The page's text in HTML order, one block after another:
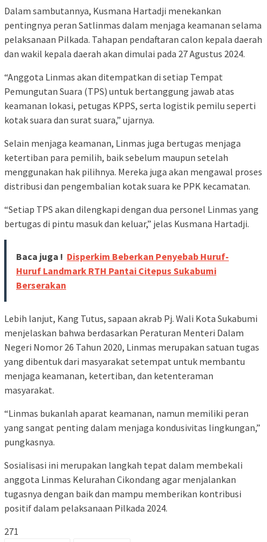
Dalam sambutannya, Kusmana Hartadji menekankan
pentingnya peran Satlinmas dalam menjaga keamanan selama
pelaksanaan Pilkada. Tahapan pendaftaran calon kepala daerah
dan wakil kepala daerah akan dimulai pada 27 Agustus 2024.
“Anggota Linmas akan ditempatkan di setiap Tempat
Pemungutan Suara (TPS) untuk bertanggung jawab atas
keamanan lokasi, petugas KPPS, serta logistik pemilu seperti
kotak suara dan surat suara,” ujarnya.
Selain menjaga keamanan, Linmas juga bertugas menjaga
ketertiban para pemilih, baik sebelum maupun setelah
menggunakan hak pilihnya. Mereka juga akan mengawal proses
distribusi dan pengembalian kotak suara ke PPK kecamatan.
“Setiap TPS akan dilengkapi dengan dua personel Linmas yang
bertugas di pintu masuk dan keluar,” jelas Kusmana Hartadji.
Baca juga ! Disperkim Beberkan Penyebab Huruf-
Huruf Landmark RTH Pantai Citepus Sukabumi
Berserakan
Lebih lanjut, Kang Tutus, sapaan akrab Pj. Wali Kota Sukabumi
menjelaskan bahwa berdasarkan Peraturan Menteri Dalam
Negeri Nomor 26 Tahun 2020, Linmas merupakan satuan tugas
yang dibentuk dari masyarakat setempat untuk membantu
menjaga keamanan, ketertiban, dan ketenteraman
masyarakat.
“Linmas bukanlah aparat keamanan, namun memiliki peran
yang sangat penting dalam menjaga kondusivitas lingkungan,”
pungkasnya.
Sosialisasi ini merupakan langkah tepat dalam membekali
anggota Linmas Kelurahan Cikondang agar menjalankan
tugasnya dengan baik dan mampu memberikan kontribusi
positif dalam pelaksanaan Pilkada 2024.
271